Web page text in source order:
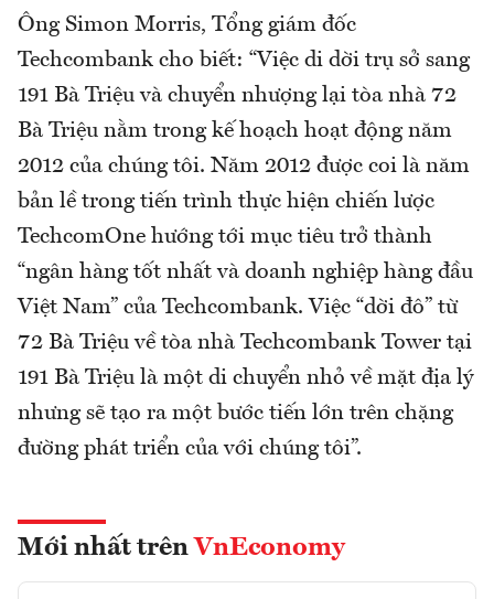
Ông Simon Morris, Tổng giám đốc
Techcombank cho biết: “Việc di dời trụ sở sang
191 Bà Triệu và chuyển nhượng lại tòa nhà 72
Bà Triệu nằm trong kế hoạch hoạt động năm
2012 của chúng tôi. Năm 2012 được coi là năm
bản lề trong tiến trình thực hiện chiến lược
TechcomOne hướng tới mục tiêu trở thành
“ngân hàng tốt nhất và doanh nghiệp hàng đầu
Việt Nam” của Techcombank. Việc “dời đô” từ
72 Bà Triệu về tòa nhà Techcombank Tower tại
191 Bà Triệu là một di chuyển nhỏ về mặt địa lý
nhưng sẽ tạo ra một bước tiến lớn trên chặng
đường phát triển của với chúng tôi”.
Mới nhất trên VnEconomy